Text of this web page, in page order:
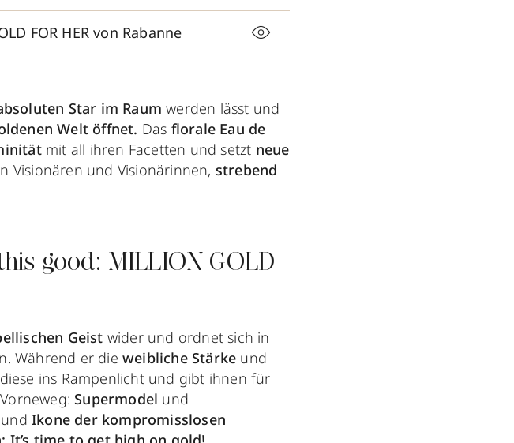
FOR HER von Rabanne
Star im Raum werden lässt und
Welt öffnet. Das florale Eau de
mit all ihren Facetten und setzt neue
Visionären und Visionärinnen, strebend
good: MILLION GOLD
Geist wider und ordnet sich in
Während er dieweibliche Stärke und
ins Rampenlicht und gibt ihnen für
Supermodel und
Ikone der kompromisslosen